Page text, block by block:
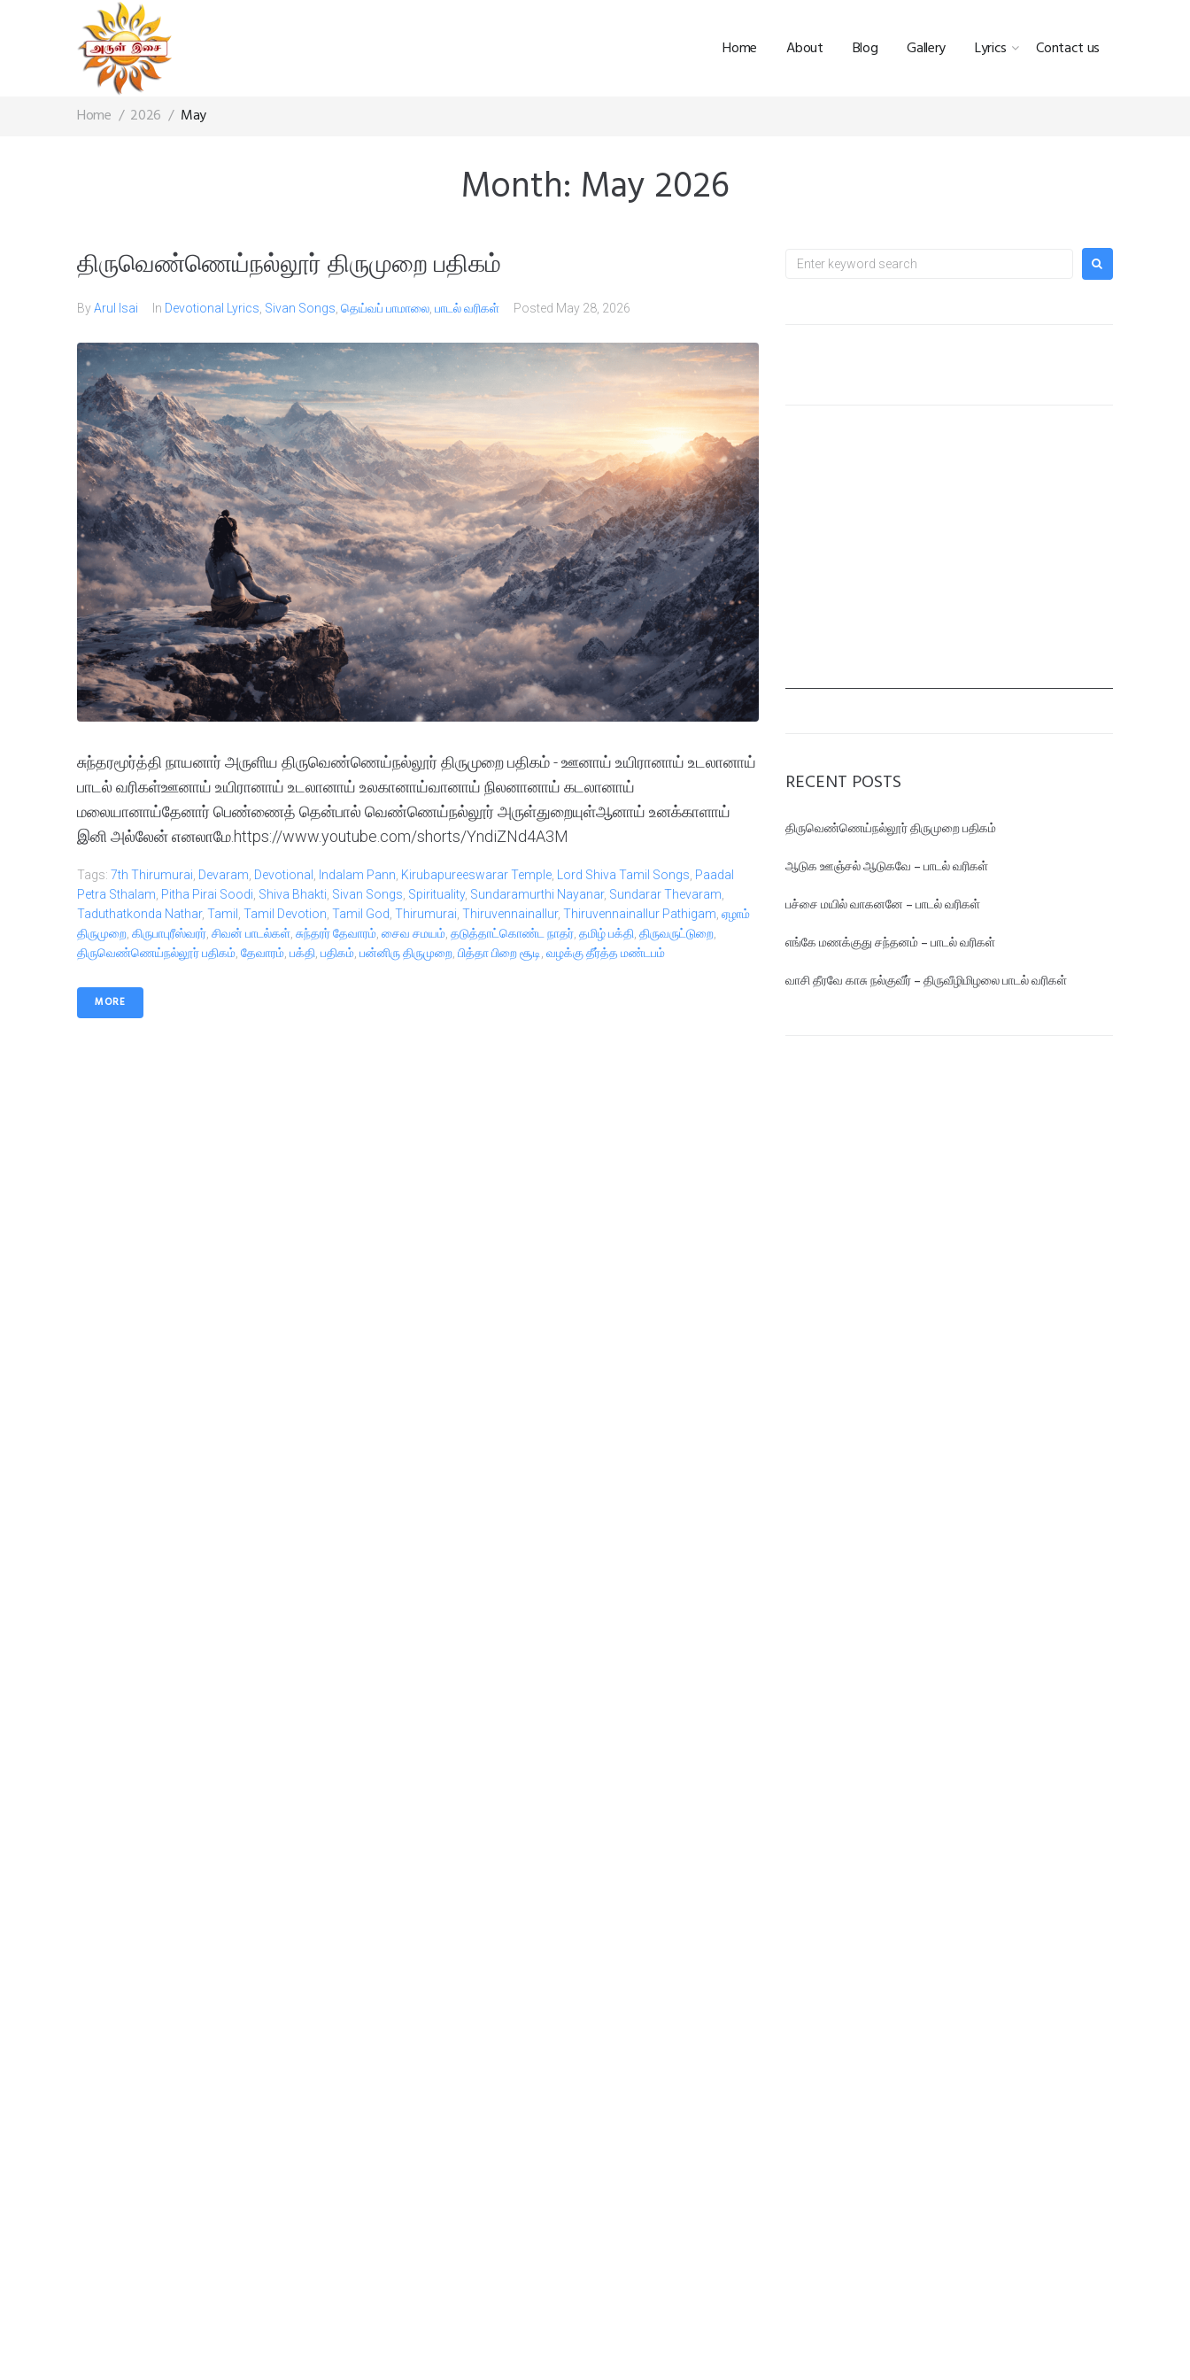
Home About Blog Gallery Lyrics Contact us
Home / 2026 / May
Month: May 2026
திருவெண்ணெய்நல்லூர் திருமுறை பதிகம்
ByArul Isai In Devotional Lyrics Sivan Songs தெய்வப் பாமாலை பாடல் வரிகள் Posted May 28, 2026
சுந்தரமூர்த்தி நாயனார் அருளிய திருவெண்ணெய்நல்லூர் திருமுறை பதிகம் - ஊனாய் உயிரானாய் உடலானாய்
பாடல் வரிகள்ஊனாய் உயிரானாய் உடலானாய் உலகானாய்வானாய் நிலனானாய் கடலானாய்
மலையானாய்தேனார் பெண்ணைத் தென்பால் வெண்ணெய்நல்லூர் அருள்துறையுள்ஆனாய் உனக்காளாய்
இனி அல்லேன் எனலாமே.https://www.youtube.com/shorts/YndiZNd4A3M
Tags: 7th Thirumurai Devaram Devotional Indalam Pann Kirubapureeswarar Temple Lord Shiva Tamil Songs Paadal
Petra Sthalam Pitha Pirai Soodi Shiva Bhakti Sivan Songs Spirituality, Sundaramurthi Nayanar, Sundarar Thevaram
Taduthatkonda Nathar, Tamil Tamil Devotion Tamil God Thirumurai Thiruvennainallur, Thiruvennainallur Pathigam ஏழாம்
திருமுறை கிருபாபுரீஸ்வரர் சிவன் பாடல்கள் சுந்தரர் தேவாரம் சைவ சமயம் தடுத்தாட்கொண்ட நாதர் தமிழ் பக்தி திருவருட்டுறை
திருவெண்ணெய்நல்லூர் பதிகம் தேவாரம் பக்தி பதிகம் பன்னிரு திருமுறை பித்தா பிறை சூடி வழக்கு தீர்த்த மண்டபம்
MORE
RECENT POSTS
திருவெண்ணெய்நல்லூர் திருமுறை பதிகம்
ஆடுக ஊஞ்சல் ஆடுகவே – பாடல் வரிகள்
பச்சை மயில் வாகனனே – பாடல் வரிகள்
எங்கே மண‌க்குது சந்தனம் – பாடல் வரிகள்
வாசி தீரவே காசு நல்குவீர் – திருவீழிமிழலை பாடல் வரிகள்